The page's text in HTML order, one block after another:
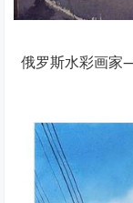
俄罗斯水彩画